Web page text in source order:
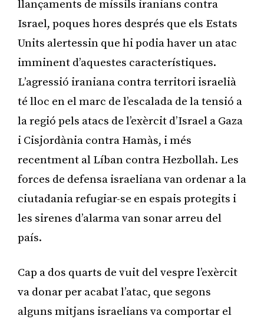
llançaments de míssils iranians contra
Israel, poques hores després que els Estats
Units alertessin que hi podia haver un atac
imminent d’aquestes característiques.
L’agressió iraniana contra territori israelià
té lloc en el marc de l’escalada de la tensió a
la regió pels atacs de l’exèrcit d’Israel a Gaza
i Cisjordània contra Hamàs, i més
recentment al Líban contra Hezbollah. Les
forces de defensa israeliana van ordenar a la
ciutadania refugiar-se en espais protegits i
les sirenes d’alarma van sonar arreu del
país.
Cap a dos quarts de vuit del vespre l’exèrcit
va donar per acabat l’atac, que segons
alguns mitjans israelians va comportar el